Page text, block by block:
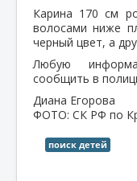
Карина 170 см
волосами ниже
черный цвет, а
Любую
сообщить в
Диана Егорова
ФОТО: СК РФ по
поиск детей